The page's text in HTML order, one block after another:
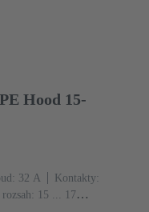
Hood 15-
‌32 A
Kontakty:
15 ... 17